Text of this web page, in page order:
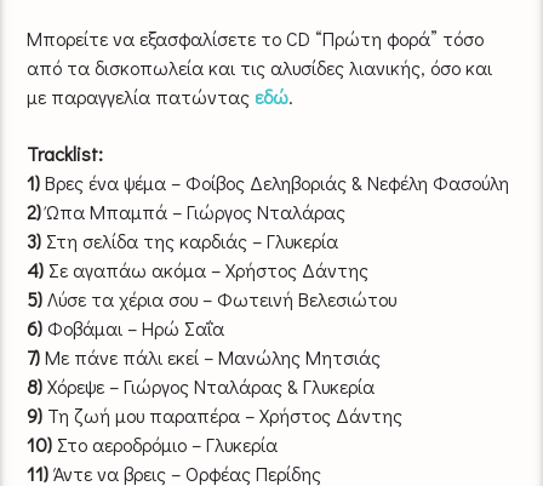
Μπορείτε να εξασφαλίσετε το CD “Πρώτη φορά” τόσο
από τα δισκοπωλεία και τις αλυσίδες λιανικής, όσο και
με παραγγελία πατώντας εδώ.
Tracklist:
1)Βρες ένα ψέμα – Φοίβος Δεληβοριάς & Νεφέλη Φασούλη
2)Ώπα Μπαμπά – Γιώργος Νταλάρας
3) Στη σελίδα της καρδιάς – Γλυκερία
4) Σε αγαπάω ακόμα – Χρήστος Δάντης
5)Λύσε τα χέρια σου – Φωτεινή Βελεσιώτου
6)Φοβάμαι – Ηρώ Σαΐα
7)Με πάνε πάλι εκεί – Μανώλης Μητσιάς
8)Χόρεψε – Γιώργος Νταλάρας & Γλυκερία
9) Τη ζωή μου παραπέρα – Χρήστος Δάντης
10) Στο αεροδρόμιο – Γλυκερία
11)Άντε να βρεις – Ορφέας Περίδης